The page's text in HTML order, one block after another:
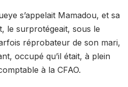
s’appelait Mamadou, et sa
le surprotégeait, sous le
réprobateur de son mari,
occupé qu’il était, à plein
à la CFAO.